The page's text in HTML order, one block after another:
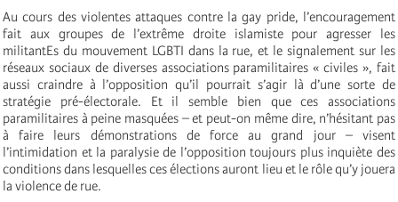
Au cours des violentes attaques contre la gay pride, l’encouragement
fait aux groupes de l’extrême droite islamiste pour agresser les
militantEs du mouvement LGBTI dans la rue, et le signalement sur les
réseaux sociaux de diverses associations paramilitaires « civiles », fait
aussi craindre à l’opposition qu’il pourrait s’agir là d’une sorte de
stratégie pré-électorale. Et il semble bien que ces associations
paramilitaires à peine masquées – et peut-on même dire, n’hésitant pas
à faire leurs démonstrations de force au grand jour – visent
l’intimidation et la paralysie de l’opposition toujours plus inquiète des
conditions dans lesquelles ces élections auront lieu et le rôle qu’y jouera
la violence de rue.